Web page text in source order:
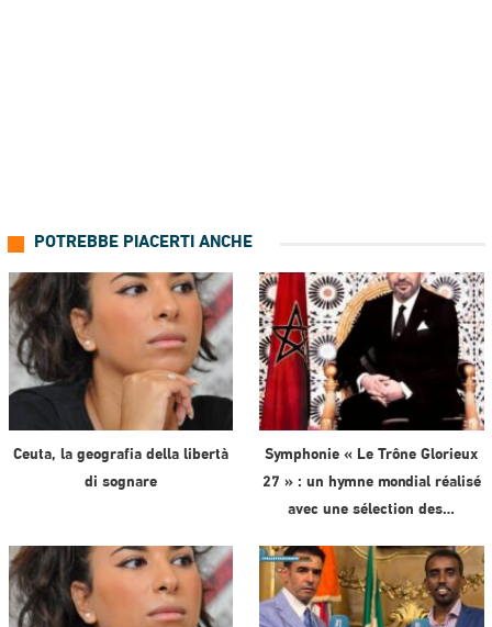
POTREBBE PIACERTI ANCHE
Ceuta, la geografia della libertà
di sognare
Symphonie « Le Trône Glorieux
27 » : un hymne mondial réalisé
avec une sélection des…